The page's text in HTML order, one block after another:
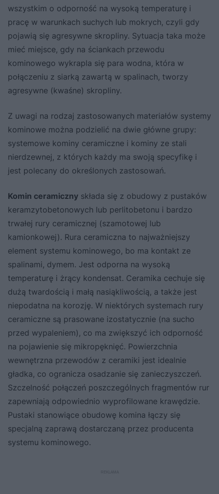
wszystkim o odporność na wysoką temperaturę i
pracę w warunkach suchych lub mokrych, czyli gdy
pojawią się agresywne skropliny. Sytuacja taka może
mieć miejsce, gdy na ściankach przewodu
kominowego wykrapla się para wodna, która w
połączeniu z siarką zawartą w spalinach, tworzy
agresywne (kwaśne) skropliny.
Z uwagi na rodzaj zastosowanych materiałów systemy
kominowe można podzielić na dwie główne grupy:
systemowe kominy ceramiczne i kominy ze stali
nierdzewnej, z których każdy ma swoją specyfikę i
jest polecany do określonych zastosowań.
Komin ceramiczny składa się z obudowy z pustaków
keramzytobetonowych lub perlitobetonu i bardzo
trwałej rury ceramicznej (szamotowej lub
kamionkowej). Rura ceramiczna to najważniejszy
element systemu kominowego, bo ma kontakt ze
spalinami, dymem. Jest odporna na wysoką
temperaturę i żrący kondensat. Ceramika cechuje się
dużą twardością i małą nasiąkliwością, a także jest
niepodatna na korozję. W niektórych systemach rury
ceramiczne są prasowane izostatycznie (na sucho
przed wypaleniem), co ma zwiększyć ich odporność
na pojawienie się mikropęknięć. Powierzchnia
wewnętrzna przewodów z ceramiki jest idealnie
gładka, co ogranicza osadzanie się zanieczyszczeń.
Szczelność połączeń poszczególnych fragmentów rur
zapewniają odpowiednio wyprofilowane krawędzie.
Pustaki stanowiące obudowę komina łączy się
specjalną zaprawą dostarczaną przez producenta
systemu kominowego.